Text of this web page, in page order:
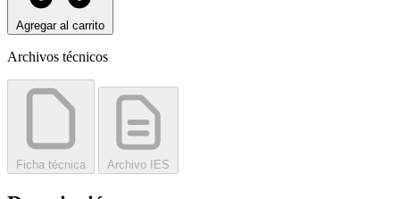
Agregar al carrito
Archivos técnicos
Ficha técnica Archivo IES